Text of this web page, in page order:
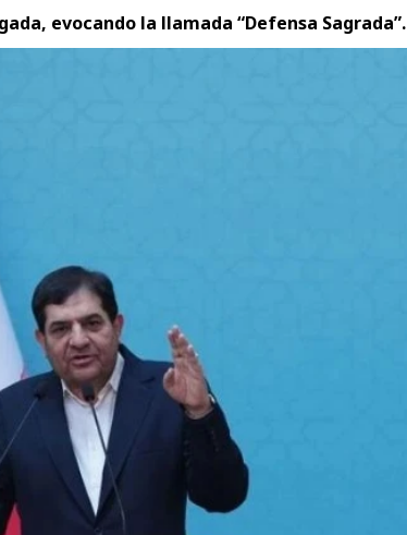
evocando la llamada “Defensa Sagrada”.